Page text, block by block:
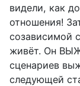
видели, как
отношения!
созависимой
живёт. Он
сценариев
следующей